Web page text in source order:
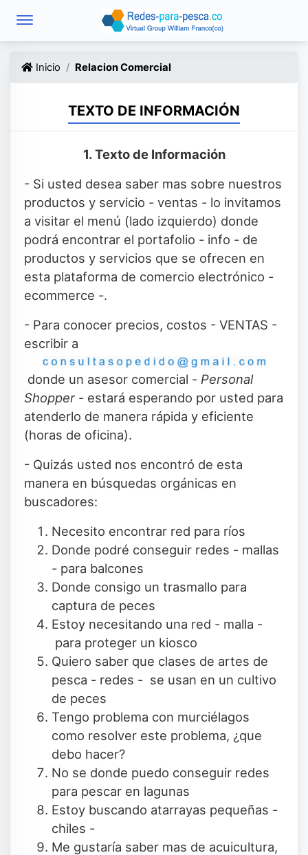
Inicio Relacion Comercial
TEXTO DE INFORMACIÓN
1. Texto de Información
- Si usted desea saber mas sobre nuestros
productos y servicio - ventas - lo invitamos
a visitar el menú (lado izquierdo) donde
podrá encontrar el portafolio - info - de
productos y servicios que se ofrecen en
esta plataforma de comercio electrónico -
ecommerce -.
- Para conocer precios, costos - VENTAS -
escribir a
donde un asesor comercial - Personal
Shopper- estará esperando por usted para
atenderlo de manera rápida y eficiente
(horas de oficina).
- Quizás usted nos encontró de esta
manera en búsquedas orgánicas en
buscadores:
Necesito encontrar red para ríos
Donde podré conseguir redes - mallas
- para balcones
Donde consigo un trasmallo para
captura de peces
Estoy necesitando una red - malla -
para proteger un kiosco
Quiero saber que clases de artes de
pesca - redes - se usan en un cultivo
de peces
Tengo problema con murciélagos
como resolver este problema, ¿que
debo hacer?
No se donde puedo conseguir redes
para pescar en lagunas
Estoy buscando atarrayas pequeñas -
chiles -
Me gustaría saber mas de acuicultura,